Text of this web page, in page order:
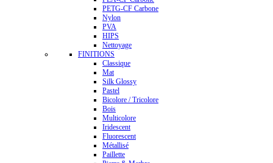
PETG-CF Carbone
Nylon
PVA
HIPS
Nettoyage
FINITIONS
Classique
Mat
Silk Glossy
Pastel
Bicolore / Tricolore
Bois
Multicolore
Iridescent
Fluorescent
Métallisé
Paillette